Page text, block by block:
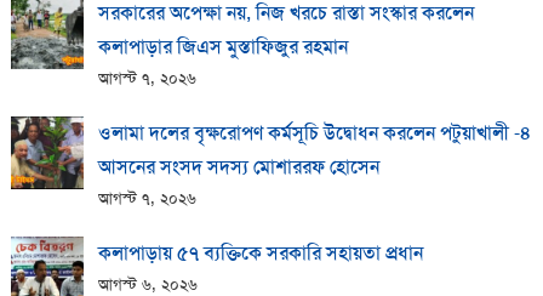
সরকারের অপেক্ষা নয়, নিজ খরচে রাস্তা সংস্কার করলেন
কলাপাড়ার জিএস মুস্তাফিজুর রহমান
আগস্ট ৭, ২০২৬
ওলামা দলের বৃক্ষরোপণ কর্মসূচি উদ্বোধন করলেন পটুয়াখালী -৪
আসনের সংসদ সদস্য মোশাররফ হোসেন
আগস্ট ৭, ২০২৬
কলাপাড়ায় ​৫৭ ব্যক্তিকে সরকারি সহায়তা প্রধান
আগস্ট ৬, ২০২৬